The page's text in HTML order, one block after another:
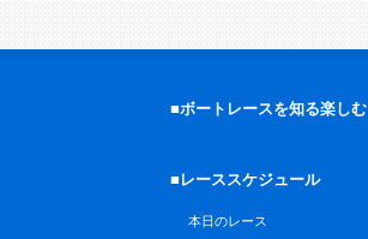
■ボートレースを知る楽しむ
■レーススケジュール
本日のレース